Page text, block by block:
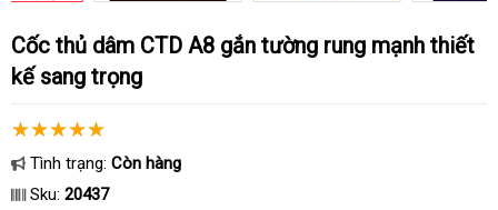
Cốc thủ dâm CTD A8 gắn tường rung mạnh thiết
kế sang trọng
Tình trạng: Còn hàng
Sku: 20437